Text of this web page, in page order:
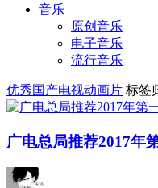
音乐
原创音乐
电子音乐
流行音乐
优秀国产电视动画片 标签
广电总局推荐2017年